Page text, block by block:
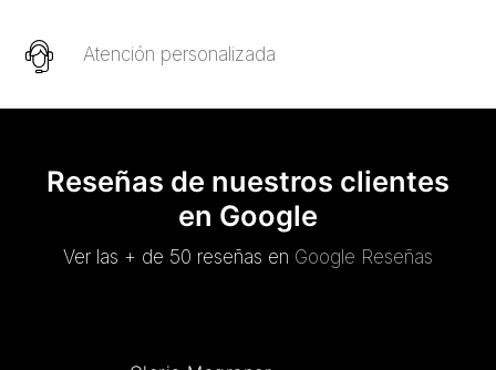
Atención personalizada
Reseñas de nuestros clientes
en Google
Ver las + de 50 reseñas en Google Reseñas